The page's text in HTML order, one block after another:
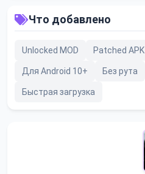
Что добавлено
Unlocked MOD Patched APK
Для Android 10+ Без рута
Быстрая загрузка